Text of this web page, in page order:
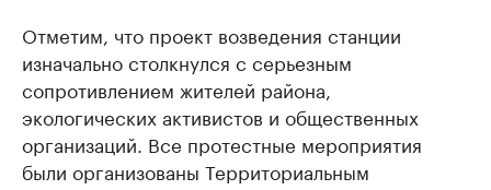
Отметим, что проект возведения станции
изначально столкнулся с серьезным
сопротивлением жителей района,
экологических активистов и общественных
организаций. Все протестные мероприятия
были организованы Территориальным